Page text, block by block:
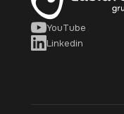
YouTube
Linkedin